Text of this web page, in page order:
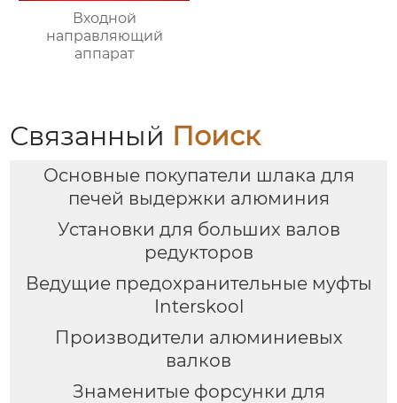
Входной
направляющий
аппарат
Связанный Поиск
Основные покупатели шлака для
печей выдержки алюминия
Установки для больших валов
редукторов
Ведущие предохранительные муфты
Interskool
Производители алюминиевых
валков
Знаменитые форсунки для